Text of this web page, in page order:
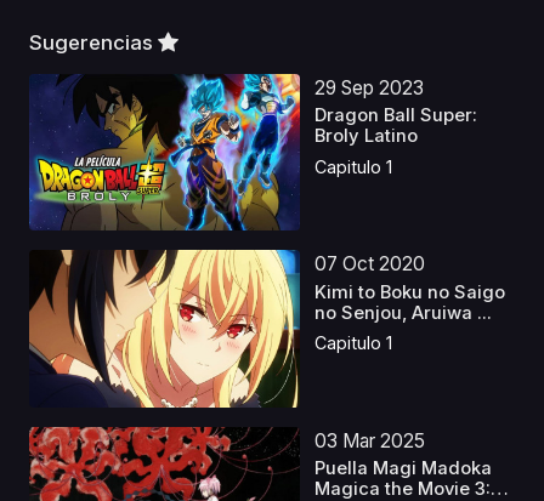
Sugerencias
29 Sep 2023
Dragon Ball Super:
Broly Latino
Capitulo 1
07 Oct 2020
Kimi to Boku no Saigo
no Senjou, Aruiwa ...
Capitulo 1
03 Mar 2025
Puella Magi Madoka
Magica the Movie 3: